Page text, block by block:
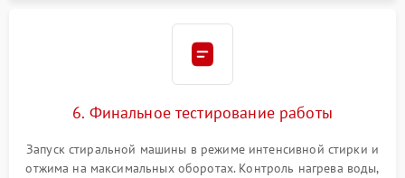
6. Финальное тестирование работы
Запуск стиральной машины в режиме интенсивной стирки и
отжима на максимальных оборотах. Контроль нагрева воды,